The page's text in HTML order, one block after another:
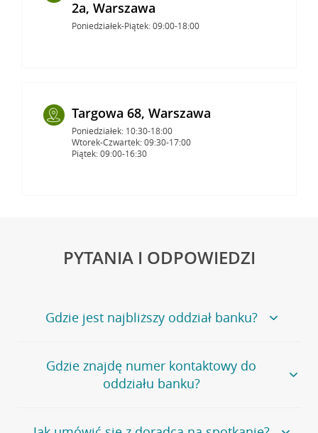
2a, Warszawa
Poniedziałek-Piątek: 09:00-18:00
Targowa 68, Warszawa
Poniedziałek: 10:30-18:00
Wtorek-Czwartek: 09:30-17:00
Piątek: 09:00-16:30
PYTANIA I ODPOWIEDZI
Gdzie jest najbliższy oddział banku?
Jeśli szukasz oddziału naszego banku, zapraszamy na
stronęPlacówki i bankomaty, na której znajduje się
wygodna wyszukiwarka.
oddziałów
Gdzie znajdę numer kontaktowy do
oddziału banku?
Bank Credit Agricole nie udostępnia ogólnego numeru